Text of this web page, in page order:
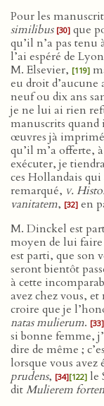
Pour les
similibus [30] que
qu’il n’a pas tenu
l’ai espéré de
M. Elsevier, [119]
eu droit d’aucune
neuf ou dix ans
je ne lui ai rien
manuscrits
œuvres jà
qu’il m’a offerte,
exécuter, je
ces Hollandais
remarqué, v.
vanitatem, [32] en
M. Dinckel est
moyen de lui
est parti, que son
seront bientôt
à cette
avez chez vous,
croire que je
natas mulierum. [33]
si bonne femme,
dire de même ;
lorsque vous avez
prudens, [34][122] le
ditMulierem